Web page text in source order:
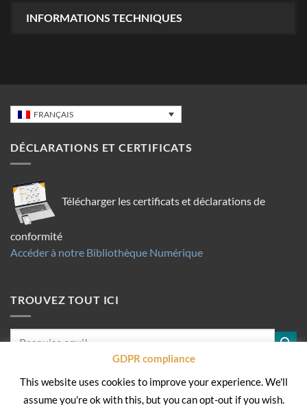
INFORMATIONS TECHNIQUES
FRANÇAIS
DÉCLARATIONS ET CERTIFICATS
Télécharger les certificats et déclarations de
conformité
Accéder à notre Bibliothèque Numérique
TROUVEZ TOUT ICI
GDPR compliance
This website uses cookies to improve your experience. We'll
assume you're ok with this, but you can opt-out if you wish.